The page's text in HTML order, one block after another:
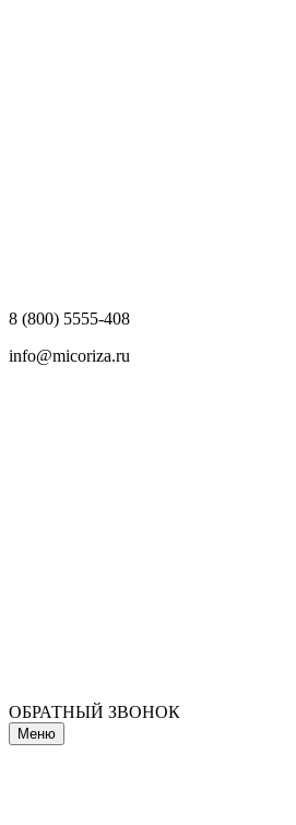
8 (800) 5555-408
info@micoriza.ru
ОБРАТНЫЙ ЗВОНОК
Меню